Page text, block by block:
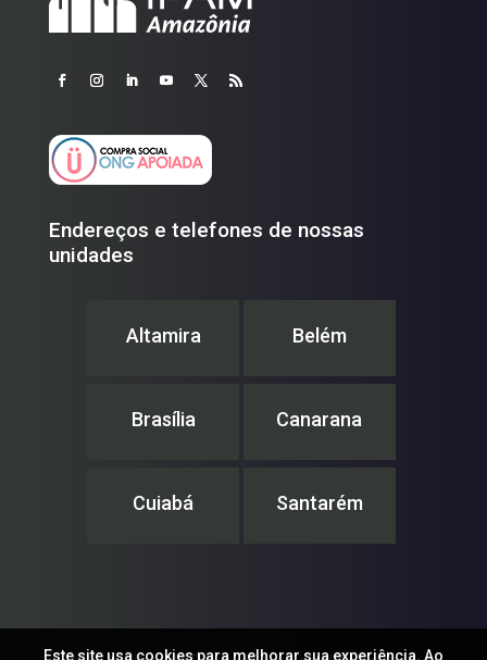
Endereços e telefones de nossas
unidades
Altamira Belém
Brasília Canarana
Cuiabá Santarém
Este site usa cookies para melhorar sua experiência. Ao